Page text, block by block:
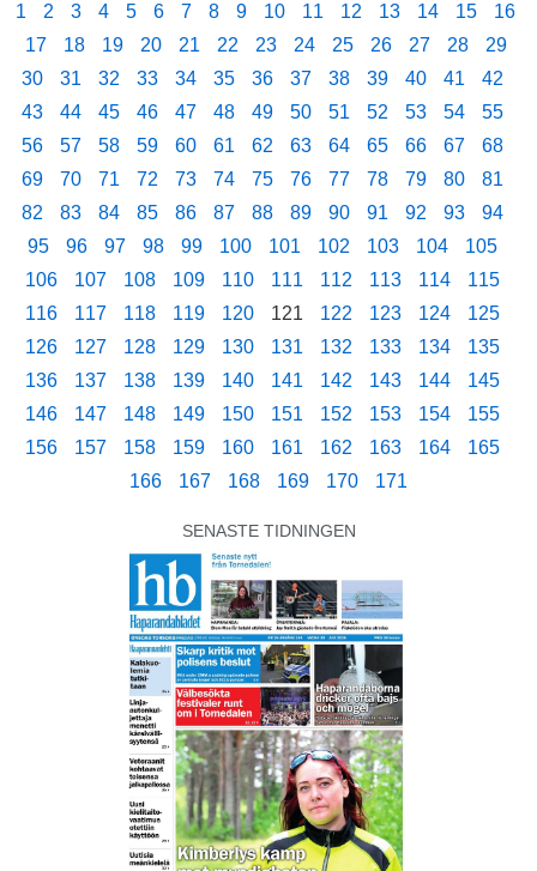
1 2 3 4 5 6 7 8 9 10 11 12 13 14 15
16
17
18 19 20 21 22 23 24 25 26 27 28
29
30
31 32 33 34 35 36 37 38 39 40 41
42
43
44 45 46 47 48 49 50 51 52 53 54
55
56
57 58 59 60 61 62 63 64 65 66 67
68
69
70 71 72 73 74 75 76 77 78 79 80
81
82
83 84 85 86 87 88 89 90 91 92 93
94
95
96 97 98 99 100 101 102 103 104
105
106
107 108 109 110 111 112 113 114
115
116
117 118 119 120 121 122 123 124
125
126
127 128 129 130 131 132 133 134
135
136
137 138 139 140 141 142 143 144
145
146
147 148 149 150 151 152 153 154
155
156
157 158 159 160 161 162 163 164
165
166
167 168 169 170 171
SENASTE TIDNINGEN